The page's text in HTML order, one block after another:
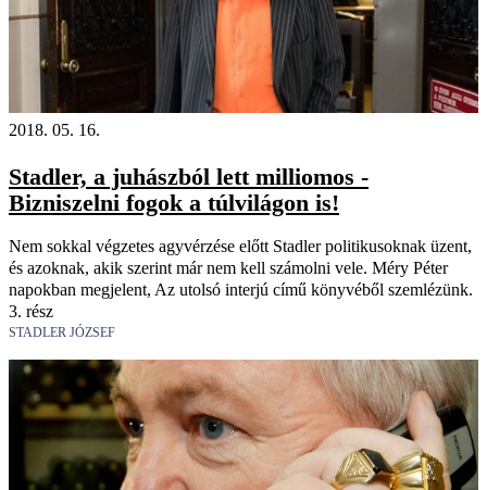
2018. 05. 16.
Stadler, a juhászból lett milliomos -
Bizniszelni fogok a túlvilágon is!
Nem sokkal végzetes agyvérzése előtt Stadler politikusoknak üzent,
és azoknak, akik szerint már nem kell számolni vele. Méry Péter
napokban megjelent, Az utolsó interjú című könyvéből szemlézünk.
3. rész
STADLER JÓZSEF